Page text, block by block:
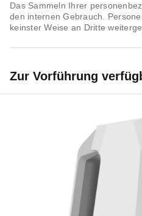
Das Sammeln Ihrer
den internen Gebrauch.
keinster Weise an Dritte
Zur Vorführung